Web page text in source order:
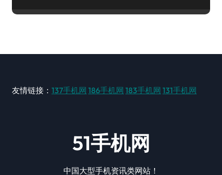
友情链接： 137手机网 186手机网 183手机网 131手机网
51手机网
中国大型手机资讯类网站！